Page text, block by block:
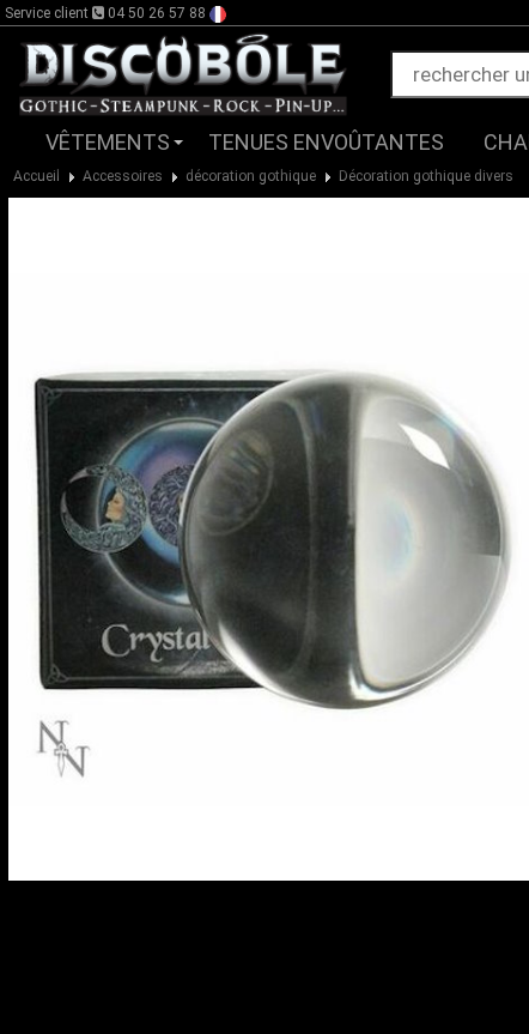
Service client 04 50 26 57 88
VÊTEMENTS TENUES ENVOÛTANTES
Accueil Accessoires décoration gothique Décoration gothique divers